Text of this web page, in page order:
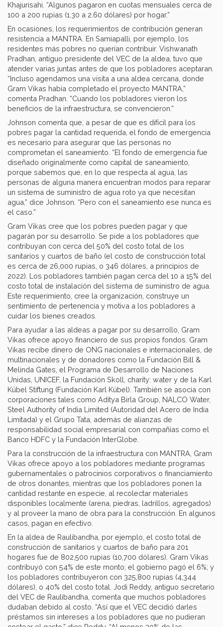
Khajurisahi. “Algunos pagaron en cuotas mensuales cerca de
100 a 200 rupias (1.30 a 2.60 dólares) por hogar.”
En ocasiones, los requerimientos de contribución generan
resistencia a MANTRA. En Samiapalli, por ejemplo, los
residentes más pobres no querían contribuir. Vishwanath
Pradhan, antiguo presidente del VEC de la aldea, tuvo que
atender varias juntas antes de que los pobladores aceptaran.
“Incluso agendamos una visita a una aldea cercana, donde
Gram Vikas había completado el proyecto MANTRA,”
comenta Pradhan. “Cuando los pobladores vieron los
beneficios de la infraestructura, se convencieron.”
Johnson comenta que, a pesar de que es difícil para los
pobres pagar la cantidad requerida, el fondo de emergencia
es necesario para asegurar que las personas no
comprometan el saneamiento. “El fondo de emergencia fue
diseñado originalmente como capital de saneamiento,
porque sabemos que, en lo que respecta al agua, las
personas de alguna manera encuentran modos para reparar
un sistema de suministro de agua roto ya que necesitan
agua,” dice Johnson. “Pero con el saneamiento ese nunca es
el caso.”
Gram Vikas cree que los pobres pueden pagar y que
pagarán por su desarrollo. Se pide a los pobladores que
contribuyan con cerca del 50% del costo total de los
sanitarios y cuartos de baño (el costo de construcción total
es cerca de 26,000 rupias, o 346 dólares, a principios de
2022). Los pobladores también pagan cerca del 10 a 15% del
costo total de instalación del sistema de suministro de agua.
Este requerimiento, cree la organización, construye un
sentimiento de pertenencia y motiva a los pobladores a
cuidar los bienes creados.
Para ayudar a las aldeas a pagar por su desarrollo, Gram
Vikas ofrece apoyo financiero de sus propios fondos. Gram
Vikas recibe dinero de ONG nacionales e internacionales, de
multinacionales y de donadores como la Fundación Bill &
Melinda Gates, el Programa de Desarrollo de Naciones
Unidas, UNICEF, la Fundación Skoll, charity: water y de la Karl
Kübel Stiftung (Fundación Karl Kübel). También se asocia con
corporaciones tales como Aditya Birla Group, NALCO Water,
Steel Authority of India Limited (Autoridad del Acero de India
Limitada) y el Grupo Tata, además de alianzas de
responsabilidad social empresarial con compañías como el
Banco HDFC y la Fundación InterGlobe.
Para la construcción de la infraestructura con MANTRA, Gram
Vikas ofrece apoyo a los pobladores mediante programas
gubernamentales o patrocinios corporativos o financiamiento
de otros donantes, mientras que los pobladores ponen la
cantidad restante en especie, al recolectar materiales
disponibles localmente (arena, piedras, ladrillos, agregados)
y al proveer la mano de obra para la construcción. En algunos
casos, pagan en efectivo.
En la aldea de Raulibandha, por ejemplo, el costo total de
construcción de sanitarios y cuartos de baño para 201
hogares fue de 802,500 rupias (10,700 dólares). Gram Vikas
contribuyó con 54% de este monto; el gobierno pagó el 6%; y
los pobladores contribuyeron con 325,800 rupias (4,344
dólares), o 40% del costo total. Jodi Reddy, antiguo secretario
del VEC de Raulibandha, comenta que muchos pobladores
dudaban debido al costo. “Así que el VEC decidió darles
préstamos sin intereses a los pobladores que no pudieran